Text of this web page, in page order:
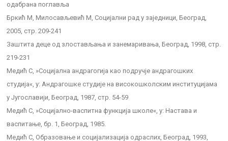
одабрана поглавља
Бркић М, Милосављевић М, Социјални рад у заједници, Београд,
2005, стр. 209-241
Заштита деце од злостављања и занемаривања, Београд, 1998, стр.
219-231
Медић С, »Социјална андрагогија као подручје андрагошких
студија«, у: Андрагошке студије на високошколским институцијама
у Југославији, Београд, 1987, стр. 54-59
Медић С, »Социјално-васпитна функција школе«, у: Настава и
васпитање, бр. 1, Београд, 1985.
Медић С, Образовање и социјализација одраслих, Београд, 1993,